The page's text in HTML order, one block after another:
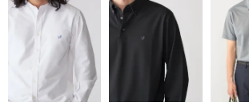
※撮影環境による光の当たり具合やパソコンなどの
際の色味と異なって見える場合があります。あらか
商品の色味は商品単体で撮影した画像をご参照くだ